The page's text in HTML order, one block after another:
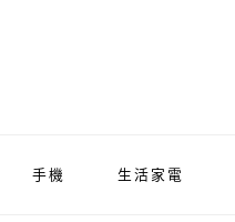
手機 生活家電